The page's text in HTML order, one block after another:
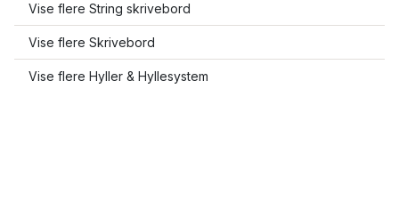
Vise flere String skrivebord
Vise flere Skrivebord
Vise flere Hyller & Hyllesystem